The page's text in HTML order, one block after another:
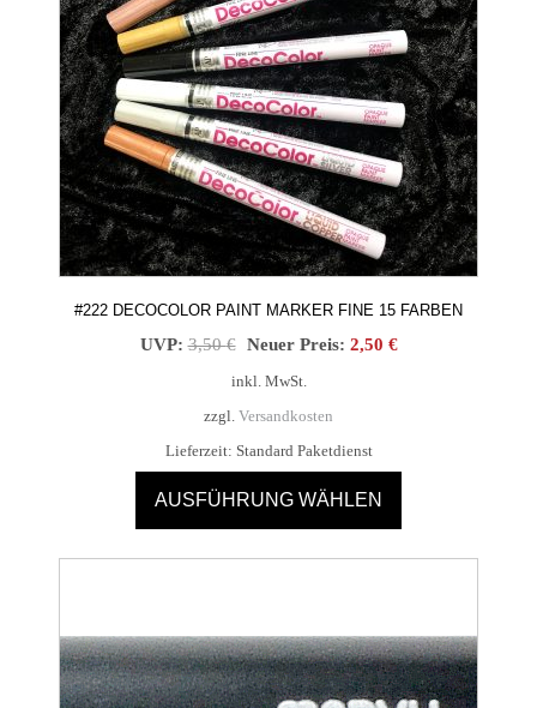
#222 DECOCOLOR PAINT MARKER FINE 15 FARBEN
UVP: 3,50€ Ursprünglicher
3,50 €
Neuer Preis: 2,50 €Aktueller
inkl. MwSt.
zzgl. Versandkosten
Lieferzeit: Standard Paketdienst
AUSFÜHRUNG WÄHLEN
Varianten
auf.
Die